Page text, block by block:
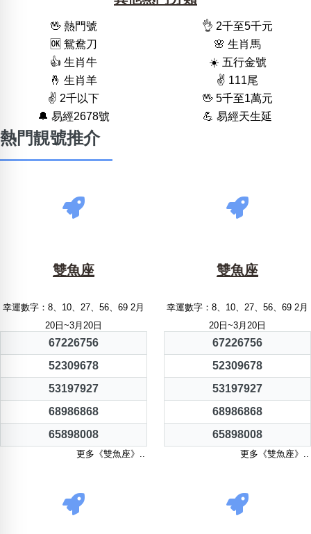
🖖 熱門號
👌 2千至5千元
🆗️ 鴛鴦刀
🌸 生肖馬
👍 生肖牛
☀️ 五行金號
🤞 生肖羊
✌️ 111尾
✌️ 2千以下
🖖 5千至1萬元
🔔 易經2678號
💪 易經天生延
熱門靚號推介
雙魚座
幸運數字：8、10、27、56、69 2月
20日~3月20日
67226756
52309678
53197927
68986868
65898008
更多《雙魚座》..
雙魚座
幸運數字：8、10、27、56、69 2月
20日~3月20日
67226756
52309678
53197927
68986868
65898008
更多《雙魚座》..